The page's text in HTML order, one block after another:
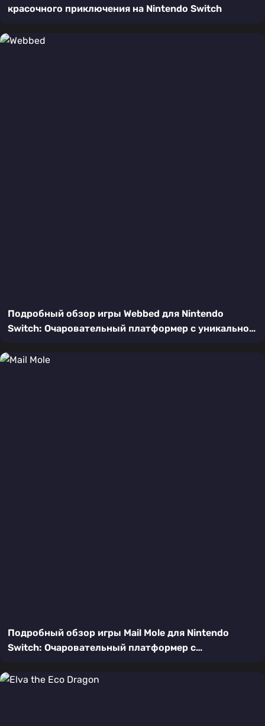
красочного приключения на Nintendo Switch
Подробный обзор игры Webbed для Nintendo
Switch: Очаровательный платформер с уникальной
Подробный обзор игры Mail Mole для Nintendo
Switch: Очаровательный платформер с